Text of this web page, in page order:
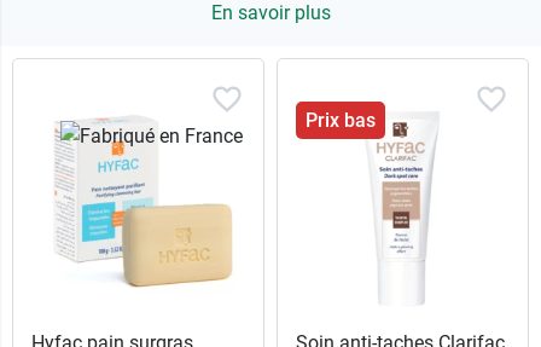
En savoir plus
Prix bas